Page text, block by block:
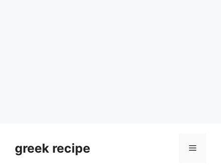
contentgreek recipe Menu